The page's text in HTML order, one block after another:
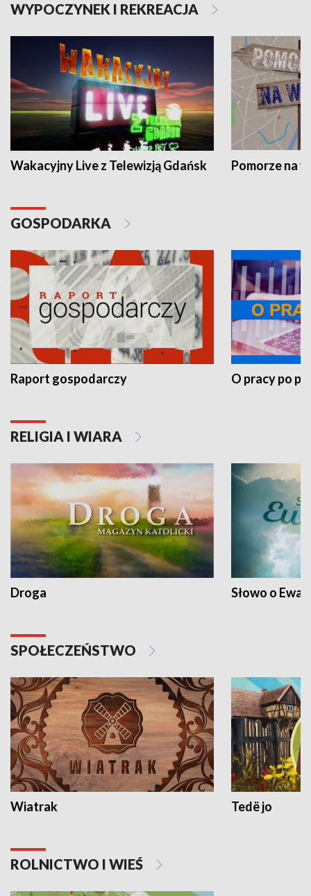
WYPOCZYNEK I REKREACJA
Wakacyjny Live z Telewizją Gdańsk Pomorze na
GOSPODARKA
Raport gospodarczy O pracy po
RELIGIA I WIARA
Droga Słowo o
SPOŁECZEŃSTWO
Wiatrak Tedë jo
ROLNICTWO I WIEŚ